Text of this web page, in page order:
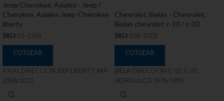
Jeep/Cherokee Axiales - Jeep /
Cherokee Axiales Jeep-Cherokee
liberty
SKU: 01-1304
COTIZAR
AXIAL DIRECCION JEEP LIBERTY 4X4
2008/2012
Chevrolet Bielas - Chevrolet
Bielas chevrolet c-10 / c-30
SKU: 02A-0202
COTIZAR
BIELA DIRECCION C-10, C-30,
HIDRAULICA 1976/1990